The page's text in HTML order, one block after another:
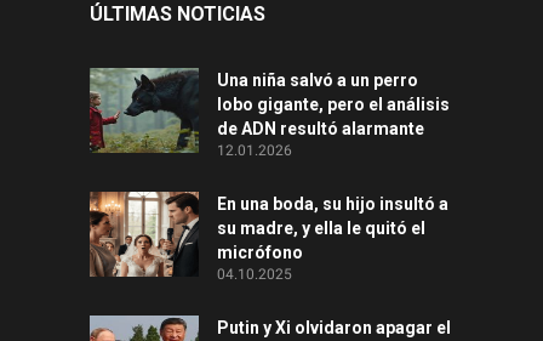
ÚLTIMAS NOTICIAS
Una niña salvó a un perro
lobo gigante, pero el análisis
de ADN resultó alarmante
12.01.2026
En una boda, su hijo insultó a
su madre, y ella le quitó el
micrófono
04.10.2025
Putin y Xi olvidaron apagar el